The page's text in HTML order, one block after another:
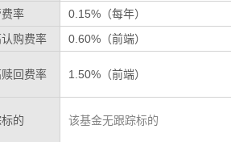
率
0.15%（每年）
购费率 0.60%（前端）
回费率 1.50%（前端）
的 该基金无跟踪标的